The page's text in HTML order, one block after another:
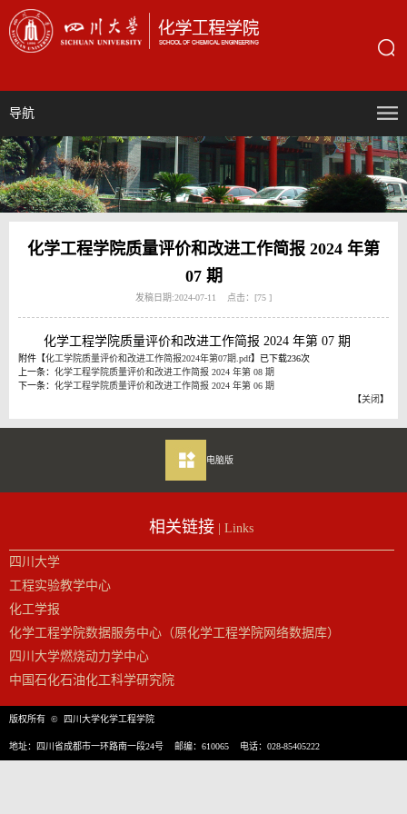
导航
化学工程学院质量评价和改进工作简报 2024 年第
07 期
发稿日期:2024-07-11 点击：[75 ]
化学工程学院质量评价和改进工作简报 2024 年第 07 期
附件【化工学院质量评价和改进工作简报2024年第07期.pdf】已下载236次
上一条： 化学工程学院质量评价和改进工作简报 2024 年第 08 期
下一条： 化学工程学院质量评价和改进工作简报 2024 年第 06 期
【关闭】
电脑版
相关链接 | Links
四川大学
工程实验教学中心
化工学报
化学工程学院数据服务中心（原化学工程学院网络数据库）
四川大学燃烧动力学中心
中国石化石油化工科学研究院
版权所有 © 四川大学化学工程学院
地址：四川省成都市一环路南一段24号 邮编：610065 电话：028-85405222